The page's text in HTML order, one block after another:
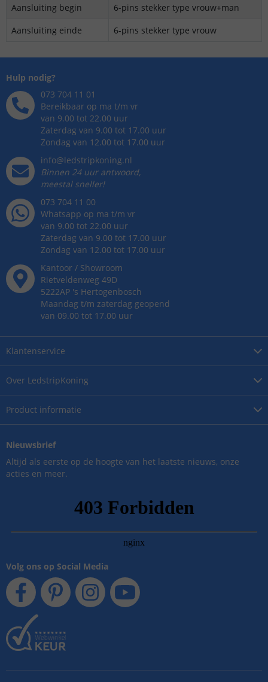
Aansluiting begin
6-pins stekker type vrouw+man
Aansluiting einde
6-pins stekker type vrouw
Over LedstripKoning
Product informatie
Klantenservice
Hulp nodig?
073 704 11 01
Bereikbaar op ma t/m vr
van 9.00 tot 22.00 uur
Zaterdag van 9.00 tot 17.00 uur
Zondag van 12.00 tot 17.00 uur
info@ledstripkoning.nl
Binnen 24 uur antwoord,
meestal sneller!
073 704 11 00
Whatsapp op ma t/m vr
van 9.00 tot 22.00 uur
Zaterdag van 9.00 tot 17.00 uur
Zondag van 12.00 tot 17.00 uur
Kantoor / Showroom
Rietveldenweg 49D
5222AP 's Hertogenbosch
Maandag t/m zaterdag geopend
van 09.00 tot 17.00 uur
Nieuwsbrief
Altijd als eerste op de hoogte van het laatste nieuws, onze
acties en meer.
Volg ons op Social Media